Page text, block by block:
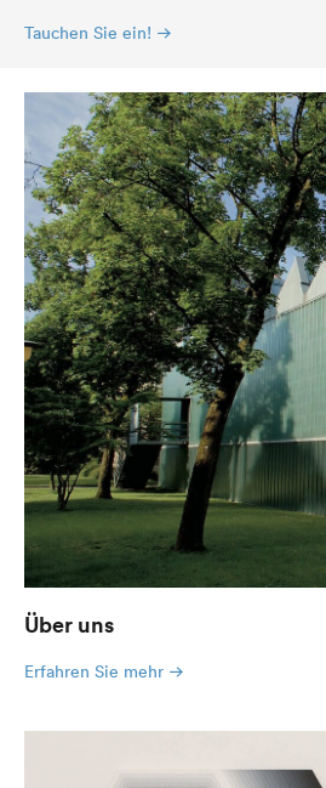
Tauchen Sie ein!
Über uns
Erfahren Sie mehr